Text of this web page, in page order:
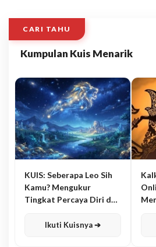
CARI TAHU
Kumpulan Kuis Menarik
KUIS: Seberapa Leo Sih
Kamu? Mengukur
Tingkat Percaya Diri dan
Ikuti Kuisnya ➔